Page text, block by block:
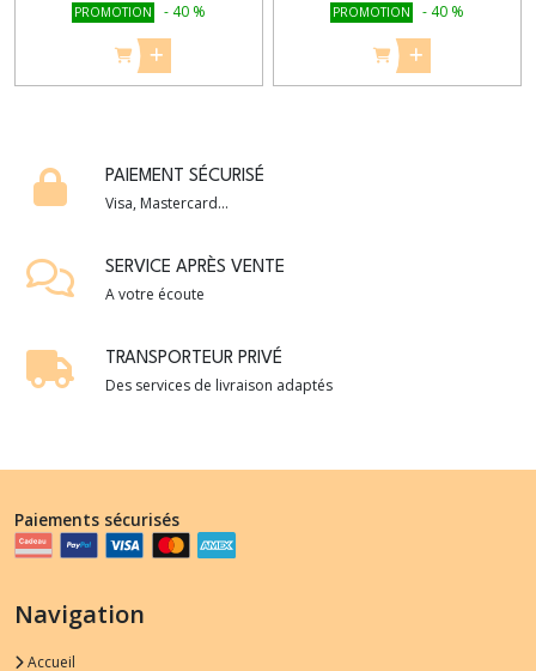
PROMOTION - 40 % PROMOTION - 40 %
PAIEMENT SÉCURISÉ
Visa, Mastercard...
SERVICE APRÈS VENTE
A votre écoute
TRANSPORTEUR PRIVÉ
Des services de livraison adaptés
Paiements sécurisés
Navigation
Accueil